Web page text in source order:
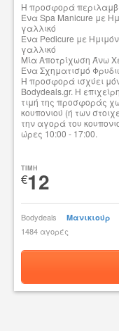
Η προσφορά
Ένα Spa Manicure με
γαλλικό
Ένα Pedicure με
γαλλικό
Μία Αποτρίχωση Άνω
Ένα Σχηματισμό
Η προσφορά ισχύει
Bodydeals.gr. Η
τιμή της προσφοράς
κουπονιού (ή των
την αγορά του
ώρες 10:00 - 17:00.
TIMH
€12
Bodydeals Μανικιούρ
1484 αγορές